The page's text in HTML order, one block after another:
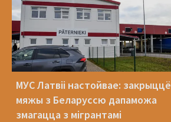
МУС Латвіі настойвае: закрыццё
мяжы з Беларуссю дапаможа
змагацца з мігрантамі